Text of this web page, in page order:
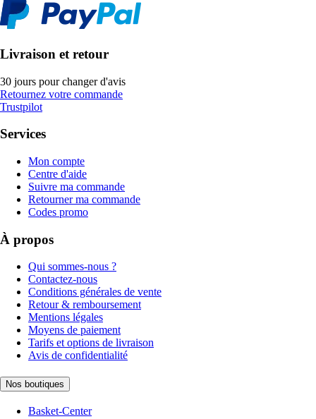
Livraison et retour
30 jours pour changer d'avis
Retournez votre commande
Trustpilot
Services
Mon compte
Centre d'aide
Suivre ma commande
Retourner ma commande
Codes promo
À propos
Qui sommes-nous ?
Contactez-nous
Conditions générales de vente
Retour & remboursement
Mentions légales
Moyens de paiement
Tarifs et options de livraison
Avis de confidentialité
Nos boutiques
Basket-Center